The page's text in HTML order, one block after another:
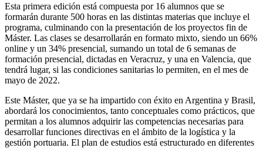
Esta primera edición está compuesta por 16 alumnos que se
formarán durante 500 horas en las distintas materias que incluye el
programa, culminando con la presentación de los proyectos fin de
Máster. Las clases se desarrollarán en formato mixto, siendo un 66%
online y un 34% presencial, sumando un total de 6 semanas de
formación presencial, dictadas en Veracruz, y una en Valencia, que
tendrá lugar, si las condiciones sanitarias lo permiten, en el mes de
mayo de 2022.
Este Máster, que ya se ha impartido con éxito en Argentina y Brasil,
abordará los conocimientos, tanto conceptuales como prácticos, que
permitan a los alumnos adquirir las competencias necesarias para
desarrollar funciones directivas en el ámbito de la logística y la
gestión portuaria. El plan de estudios está estructurado en diferentes